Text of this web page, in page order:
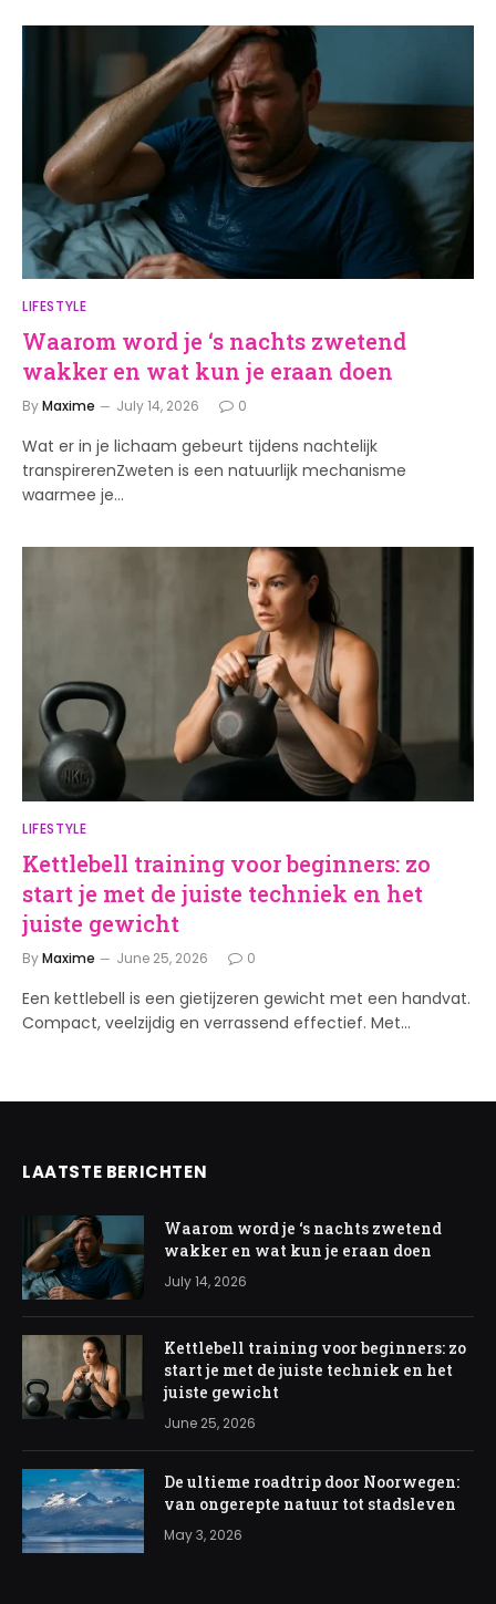
LIFESTYLE
Waarom word je ‘s nachts zwetend
wakker en wat kun je eraan doen
ByMaxime July 14, 2026 0
Wat er in je lichaam gebeurt tijdens nachtelijk
transpirerenZweten is een natuurlijk mechanisme
waarmee je…
LIFESTYLE
Kettlebell training voor beginners: zo
start je met de juiste techniek en het
juiste gewicht
ByMaxime June 25, 2026 0
Een kettlebell is een gietijzeren gewicht met een handvat.
Compact, veelzijdig en verrassend effectief. Met…
LAATSTE BERICHTEN
Waarom word je ‘s nachts zwetend
wakker en wat kun je eraan doen
July 14, 2026
Kettlebell training voor beginners: zo
start je met de juiste techniek en het
juiste gewicht
June 25, 2026
De ultieme roadtrip door Noorwegen:
van ongerepte natuur tot stadsleven
May 3, 2026